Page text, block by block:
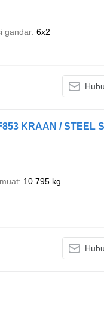
gandar 6x2
KRAAN / STEEL
10.795 kg